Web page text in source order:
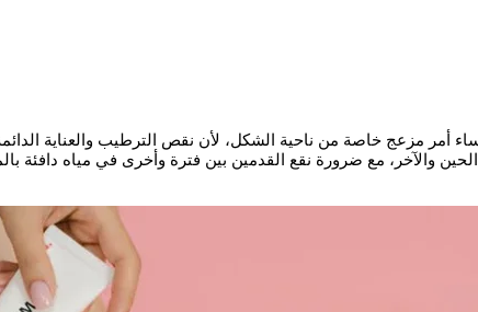
أمر مزعج خاصة من ناحية الشكل، لأن نقص الترطيب والعناية
والآخر، مع ضرورة نقع القدمين بين فترة وأخرى في مياه دافئة